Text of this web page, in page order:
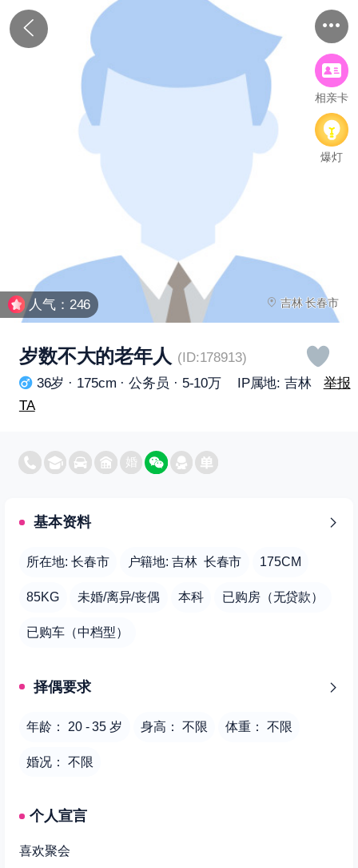
人气：246 吉林 长春市
岁数不大的老年人 (ID:178913)
36岁 · 175cm · 公务员 · 5-10万 IP属地: 吉林
举报
TA
基本资料
所在地: 长春市 户籍地: 吉林 长春市 175CM
85KG 未婚/离异/丧偶 本科 已购房（无贷款）
已购车（中档型）
择偶要求
年龄： 20 - 35 岁 身高： 不限 体重： 不限
婚况： 不限
个人宣言
喜欢聚会
相亲卡
爆灯